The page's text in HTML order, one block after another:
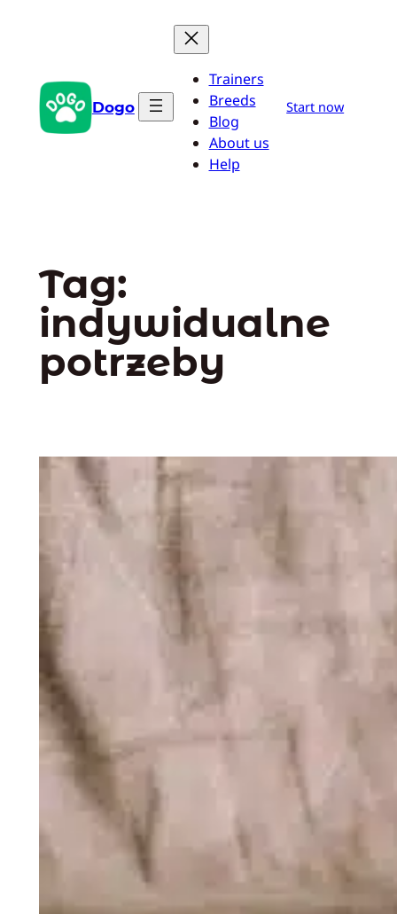
Dogo
Trainers
Breeds
Blog
About us
Help
Start now
Tag:
indywidualne
potrzeby